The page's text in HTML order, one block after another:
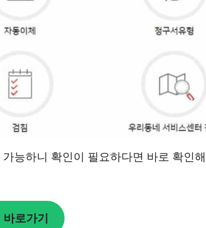
능하니 확인이 필요하다면 바로 확인
로가기